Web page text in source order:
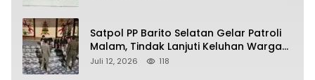
Satpol PP Barito Selatan Gelar Patroli
Malam, Tindak Lanjuti Keluhan Warga
soal Balap Liar dan Remaja Nongkrong
Juli 12, 2026 118